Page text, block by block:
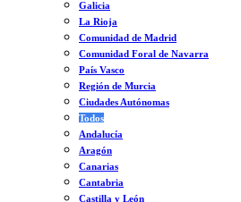
Galicia
La Rioja
Comunidad de Madrid
Comunidad Foral de Navarra
País Vasco
Región de Murcia
Ciudades Autónomas
Todos
Andalucía
Aragón
Canarias
Cantabria
Castilla y León